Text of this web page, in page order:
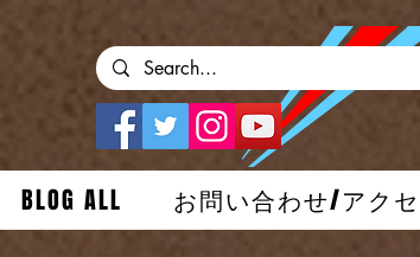
BLOG ALL お問い合わせ/アク